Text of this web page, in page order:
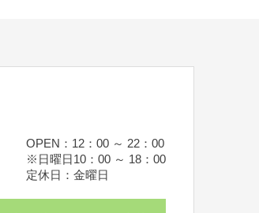
OPEN：12：00 ～ 22：00
※日曜日10：00 ～ 18：00
定休日：金曜日